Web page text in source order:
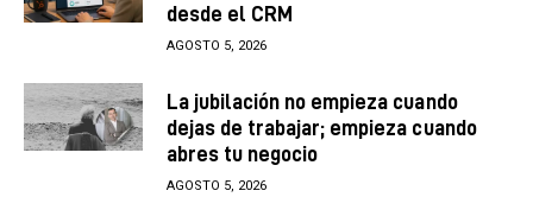
desde el CRM
AGOSTO 5, 2026
La jubilación no empieza cuando
dejas de trabajar; empieza cuando
abres tu negocio
AGOSTO 5, 2026